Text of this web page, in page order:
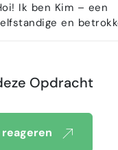
Ik ben Kim – een
en
soepel
administratie,
social
Opdracht
reageren